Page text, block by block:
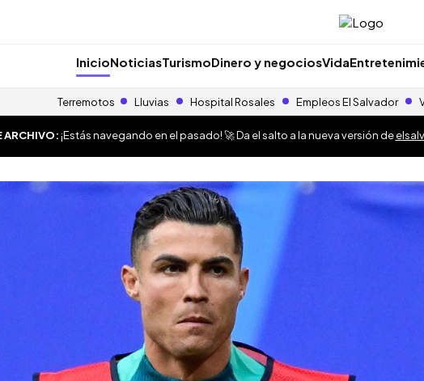
InicioNoticiasTurismoDinero y negociosVida
Terremotos Lluvias Hospital Rosales Empleos El Salvador
ARCHIVO:¡Estás navegando en el pasado! 🚀 Da el salto a la nueva versión de